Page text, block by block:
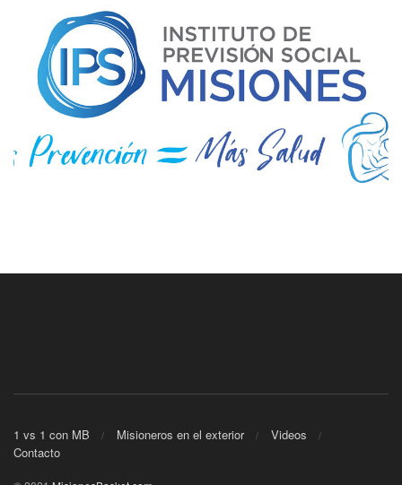
1 vs 1 con MB Misioneros en el exterior
Videos
Contacto